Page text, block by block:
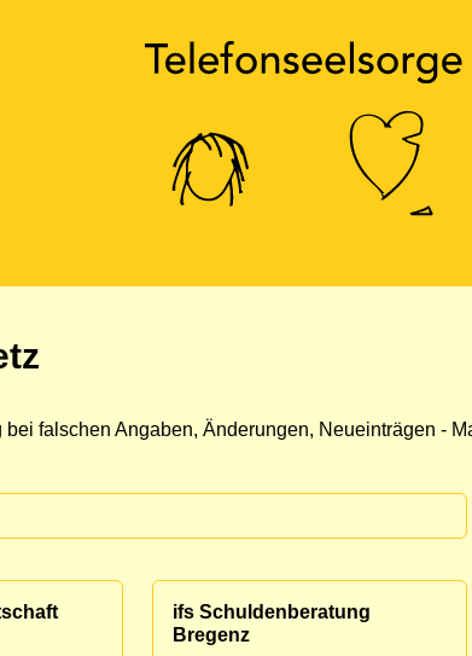
bei falschen Angaben, Änderungen, Neueinträgen -
ifs Schuldenberatung
Bregenz